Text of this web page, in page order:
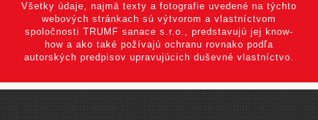
Všetky údaje, najmä texty a fotografie uvedené na týchto
webových stránkach sú výtvorom a vlastníctvom
spoločnosti TRUMF sanace s.r.o., predstavujú jej know-
how a ako také požívajú ochranu rovnako podľa
autorských predpisov upravujúcich duševné vlastníctvo.